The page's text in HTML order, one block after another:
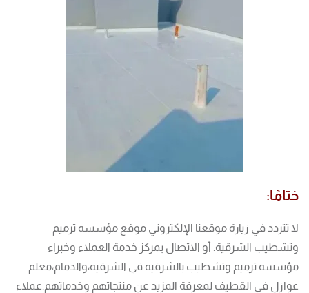
ختامًا:
لا تتردد في زيارة موقعنا الإلكتروني موقع مؤسسه ترميم
وتشطيب الشرقية. أو الاتصال بمركز خدمة العملاء وخبراء
مؤسسه ترميم وتشطيب بالشرقيه في الشرقيه،والدمام،معلم
عوازل في القطيف لمعرفة المزيد عن منتجاتهم وخدماتهم.عملاء